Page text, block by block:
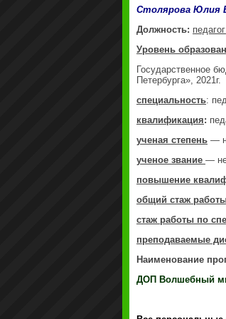
Столярова Юлия
Должность:
Уровень
Государственное
Петербурга», 2021г.
специальность:
квалификация:
ученая степень —
ученое звание —
повышение
общий стаж
стаж работы по
преподаваемые
Наименование
ДОП Волшебный